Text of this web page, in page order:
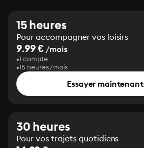
15 heures
Pour accompagner vos loisirs
9.99 € /mois
1 compte
15 heures/mois
Essayer maintenant
30 heures
Pour vos trajets quotidiens